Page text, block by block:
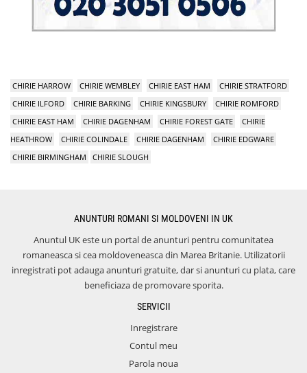
CHIRIE HARROW CHIRIE WEMBLEY CHIRIE EAST HAM
CHIRIE STRATFORD
CHIRIE ILFORD
CHIRIE BARKING CHIRIE KINGSBURY
CHIRIE ROMFORD
CHIRIE EAST HAM
CHIRIE DAGENHAM CHIRIE FOREST GATE
CHIRIE
HEATHROW
CHIRIE COLINDALE CHIRIE DAGENHAM
CHIRIE EDGWARE
CHIRIE BIRMINGHAM
CHIRIE SLOUGH
ANUNTURI ROMANI SI MOLDOVENI IN UK
Anuntul UK este un portal de anunturi pentru comunitatea
romaneasca si cea moldoveneasca din Marea Britanie. Utilizatorii
inregistrati pot adauga anunturi gratuite, dar si anunturi cu plata, care
beneficiaza de promovare sporita.
SERVICII
Inregistrare
Contul meu
Parola noua